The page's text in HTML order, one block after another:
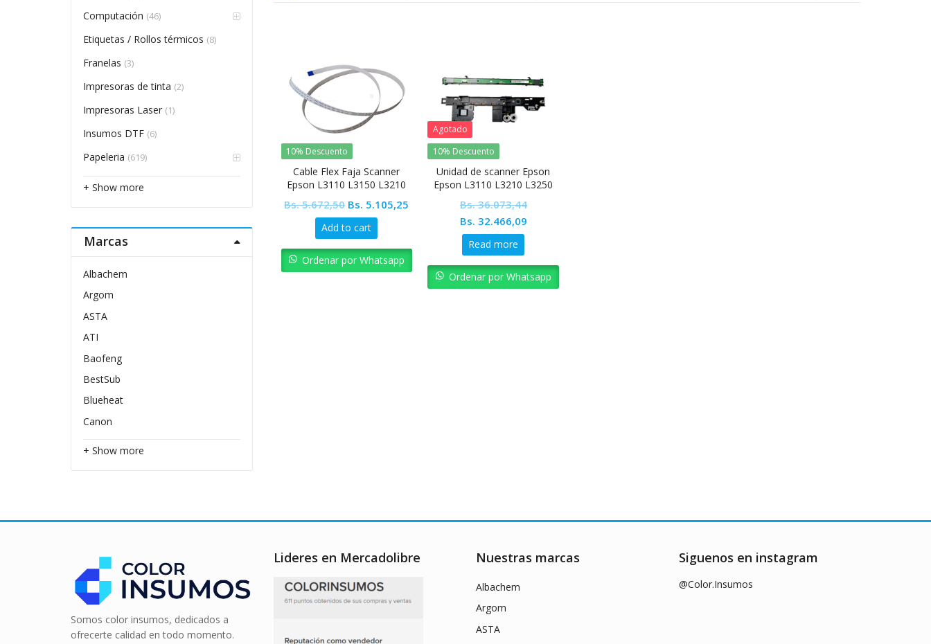
10% Descuento
Cable Flex Faja Scanner
Epson L3110 L3150 L3210
Bs.5.672,50 Original
price
was:
Bs. 5.672,50.
Bs. 5.105,25
Bs. 5.105,25.
Add to cart
Ordenar por Whatsapp
Agotado
10% Descuento
Unidad de scanner Epson
Epson L3110 L3210 L3250
Bs.36.073,44
Original
price
was:
Bs. 36.073,44.
Bs. 32.466,09Current
Bs. 32.466,09.
Read more
Ordenar por Whatsapp
Computación (46)
Etiquetas / Rollos térmicos (8)
Franelas (3)
Impresoras de tinta (2)
Impresoras Laser (1)
Insumos DTF (6)
Papeleria (619)
+ Show more
Marcas
Albachem
Argom
ASTA
ATI
Baofeng
BestSub
Blueheat
Canon
+ Show more
Somos color insumos, dedicados a
ofrecerte calidad en todo momento.
Lideres en Mercadolibre Nuestras marcas
Albachem
Argom
ASTA
Siguenos en instagram
@Color.Insumos